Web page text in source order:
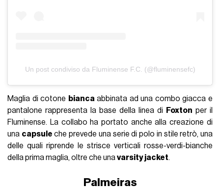
Un post condiviso da Fluminense F.C. (@fluminensefc)
Maglia di cotone biancaabbinata ad una combo giacca e
pantalone rappresenta la base della linea di
Foxton per il
Fluminense. La collabo ha portato anche alla creazione di
una capsule che prevede una serie di polo in stile retrò, una
delle quali riprende le strisce verticali rosse-verdi-bianche
della prima maglia, oltre che unavarsity jacket.
Palmeiras